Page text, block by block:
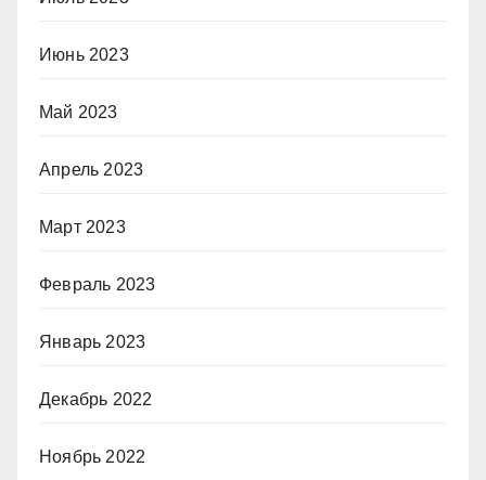
Июнь 2023
Май 2023
Апрель 2023
Март 2023
Февраль 2023
Январь 2023
Декабрь 2022
Ноябрь 2022